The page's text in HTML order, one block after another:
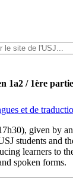
1a2 / 1ère
et de
given by
students and
learners to
spoken forms.